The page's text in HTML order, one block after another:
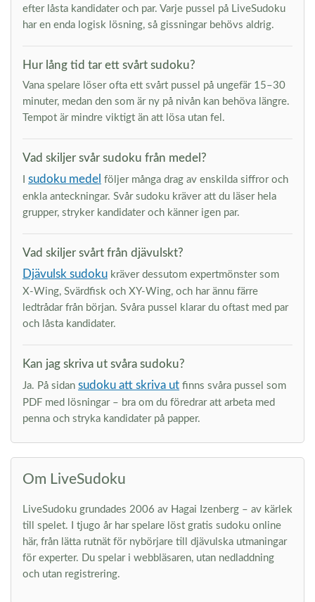
efter låsta kandidater och par. Varje pussel på LiveSudoku
har en enda logisk lösning, så gissningar behövs aldrig.
Hur lång tid tar ett svårt sudoku?
Vana spelare löser ofta ett svårt pussel på ungefär 15–30
minuter, medan den som är ny på nivån kan behöva längre.
Tempot är mindre viktigt än att lösa utan fel.
Vad skiljer svår sudoku från medel?
sudoku medel följer många drag av enskilda siffror och
enkla anteckningar. Svår sudoku kräver att du läser hela
grupper, stryker kandidater och känner igen par.
Vad skiljer svårt från djävulskt?
Djävulsk sudoku kräver dessutom expertmönster som
X-Wing, Svärdfisk och XY-Wing, och har ännu färre
ledtrådar från början. Svåra pussel klarar du oftast med par
och låsta kandidater.
Kan jag skriva ut svåra sudoku?
Ja. På sidan sudoku att skriva ut finns svåra pussel som
PDF med lösningar – bra om du föredrar att arbeta med
penna och stryka kandidater på papper.
Om LiveSudoku
LiveSudoku grundades 2006 av Hagai Izenberg – av kärlek
till spelet. I tjugo år har spelare löst gratis sudoku online
här, från lätta rutnät för nybörjare till djävulska utmaningar
för experter. Du spelar i webbläsaren, utan nedladdning
och utan registrering.